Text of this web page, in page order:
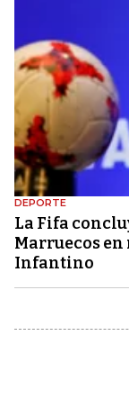
DEPORTE
La Fifa
Marruecos en
Infantino